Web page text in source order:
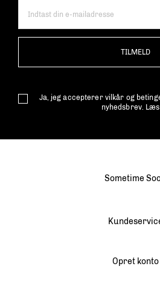
TILMELD
Ja, jeg accepterer vilkår og
nyhedsbrev. Læs
Sometime
Opret konto